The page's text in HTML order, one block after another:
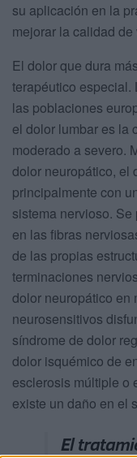
su aplicación en la
mejorar la calidad
El dolor que dura
terapéutico especial.
las poblaciones
el dolor lumbar es la
moderado a severo.
dolor neuropático, el
principalmente con
sistema nervioso.
en las fibras
de las propias
terminaciones
dolor neuropático en
neurosensitivos
síndrome de dolor
dolor isquémico de
esclerosis múltiple o
existe un daño en el
El